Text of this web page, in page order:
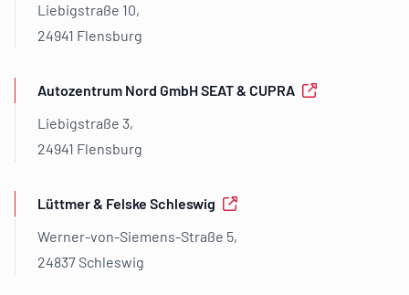
Liebigstraße 10,
24941 Flensburg
Autozentrum Nord GmbH SEAT & CUPRA
Liebigstraße 3,
24941 Flensburg
Lüttmer & Felske Schleswig
Werner-von-Siemens-Straße 5,
24837 Schleswig